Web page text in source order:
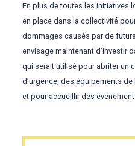
En plus de toutes les initiatives
en place dans la collectivité
dommages causés par de
envisage maintenant d’investir
qui serait utilisé pour abriter un
d’urgence, des équipements
et pour accueillir des